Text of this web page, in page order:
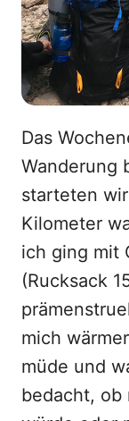
Das
Wanderung
starteten
Kilometer
ich ging mit
(Rucksack
mich
müde und
bedacht, ob